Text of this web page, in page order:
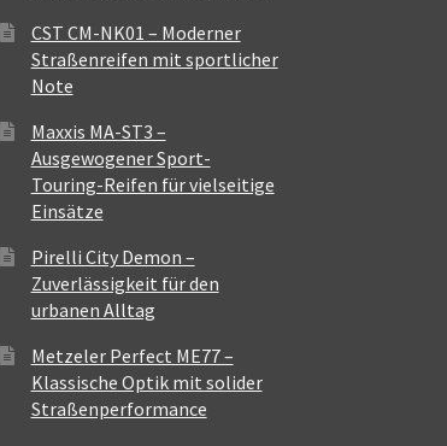
CST CM-NK01 – Moderner
Straßenreifen mit sportlicher
Note
Maxxis MA-ST3 –
Ausgewogener Sport-
Touring-Reifen für vielseitige
Einsätze
Pirelli City Demon –
Zuverlässigkeit für den
urbanen Alltag
Metzeler Perfect ME77 –
Klassische Optik mit solider
Straßenperformance